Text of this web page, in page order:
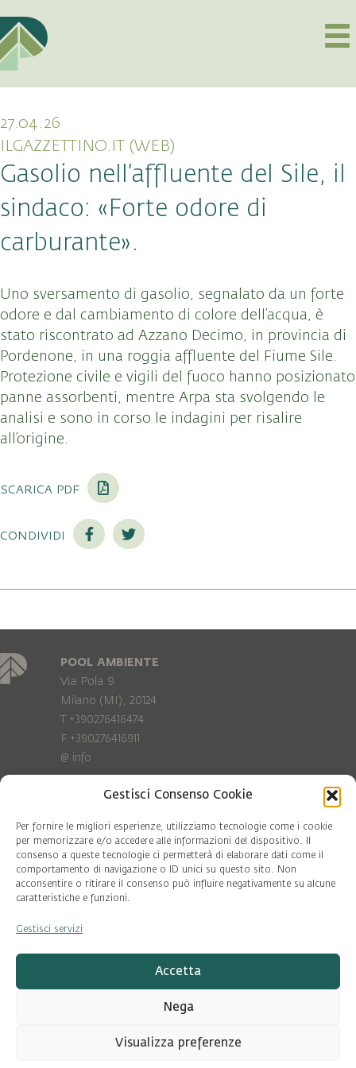
Gestisci Consenso Cookie
Per fornire le migliori esperienze, utilizziamo tecnologie come i cookie
per memorizzare e/o accedere alle informazioni del dispositivo. Il
consenso a queste tecnologie ci permetterà di elaborare dati come il
comportamento di navigazione o ID unici su questo sito. Non
acconsentire o ritirare il consenso può influire negativamente su alcune
caratteristiche e funzioni.
Gestisci servizi
Accetta
Nega
Visualizza preferenze
27.04.26
ILGAZZETTINO.IT (WEB)
Gasolio nell’affluente del Sile, il
sindaco: «Forte odore di
carburante».
Uno sversamento di gasolio, segnalato da un forte
odore e dal cambiamento di colore dell’acqua, è
stato riscontrato ad Azzano Decimo, in provincia di
Pordenone, in una roggia affluente del Fiume Sile.
Protezione civile e vigili del fuoco hanno posizionato
panne assorbenti, mentre Arpa sta svolgendo le
analisi e sono in corso le indagini per risalire
all’origine.
scarica pdf
condividi
POOL AMBIENTE
Via Pola 9
Milano (MI), 20124
T +390276416474
F +390276416911
@ info
Privacy Policy
Cookie policy
COD. FISC. 97081560159
P.IVA 06375640965
© Pool Ambiente 2026
DESIGN & DEVELOPMENT by